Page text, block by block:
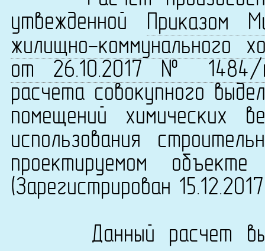
утвежденной Приказом
жилищно-коммунального
от 26.10.2017 № 1484/
расчета совокупного
помещений химических
использования
проектируемом объекте
(Зарегистрирован
Данный расчет